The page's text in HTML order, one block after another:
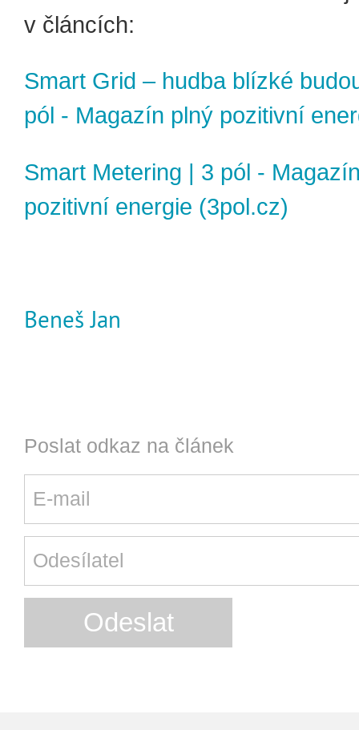
v článcích:
Smart Grid – hudba blízké
pól - Magazín plný pozitivní
Smart Metering | 3 pól -
pozitivní energie (3pol.cz)
Beneš Jan
Poslat odkaz na článek